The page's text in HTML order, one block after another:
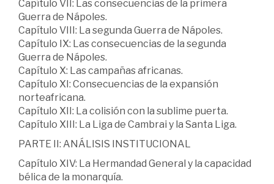
Capítulo VII: Las consecuencias de la primera
Guerra de Nápoles.
Capítulo VIII: La segunda Guerra de Nápoles.
Capítulo IX: Las consecuencias de la segunda
Guerra de Nápoles.
Capítulo X: Las campañas africanas.
Capítulo XI: Consecuencias de la expansión
norteafricana.
Capítulo XII: La colisión con la sublime puerta.
Capítulo XIII: La Liga de Cambrai y la Santa Liga.
PARTE II: ANÁLISIS INSTITUCIONAL
Capítulo XIV: La Hermandad General y la capacidad
bélica de la monarquía.